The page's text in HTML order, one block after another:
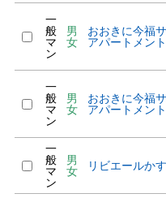
一
般
マ
ン
男
女
おおきに今福
アパートメント
一
般
マ
ン
男
女
おおきに今福
アパートメント
一
般
マ
ン
男
女
リビエールか